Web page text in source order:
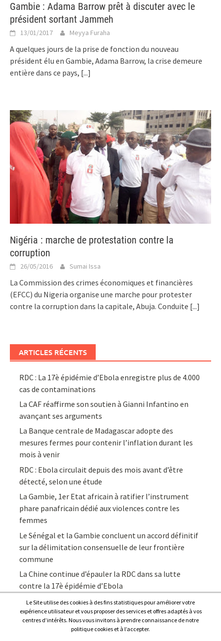
Gambie : Adama Barrow prêt à discuter avec le
président sortant Jammeh
13/01/2017 Meyya Furaha
A quelques jours de la prise de fonction du nouveau
président élu en Gambie, Adama Barrow, la crise demeure
entière dans ce pays, [...]
Nigéria : marche de protestation contre la
corruption
26/05/2016 Sumai Issa
La Commission des crimes économiques et financières
(EFCC) du Nigeria organise une marche pour protester
contre la corruption dans la capitale, Abuja. Conduite [...]
ARTICLES RÉCENTS
RDC : La 17è épidémie d’Ebola enregistre plus de 4.000
cas de contaminations
La CAF réaffirme son soutien à Gianni Infantino en
avançant ses arguments
La Banque centrale de Madagascar adopte des
mesures fermes pour contenir l’inflation durant les
mois à venir
RDC : Ebola circulait depuis des mois avant d’être
détecté, selon une étude
La Gambie, 1er Etat africain à ratifier l’instrument
phare panafricain dédié aux violences contre les
femmes
Le Sénégal et la Gambie concluent un accord définitif
sur la délimitation consensuelle de leur frontière
commune
La Chine continue d’épauler la RDC dans sa lutte
contre la 17è épidémie d’Ebola
Le Site utilise des cookies à des fins statistiques pour améliorer votre
expérience utilisateur et vous proposer des services et offres adaptés à vos
centres d’intérêts. Nous vous invitons à prendre connaissance de notre
politique cookies et à l’accepter.